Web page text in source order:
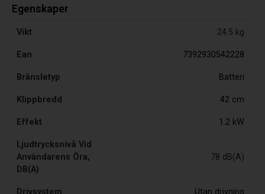
Egenskaper
Vikt 24.5 kg
Ean 7392930542228
Bränsletyp Batteri
Klippbredd 42 cm
Effekt 1.2 kW
Ljudtrycksnivå Vid
Användarens Öra,
DB(A)
78 dB(A)